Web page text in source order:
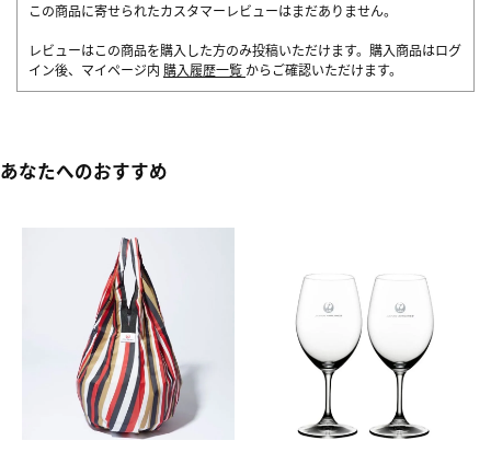
この商品に寄せられたカスタマーレビューはまだありません。
レビューはこの商品を購入した方のみ投稿いただけます。購入商品はログ
イン後、マイページ内 購入履歴一覧 からご確認いただけます。
あなたへのおすすめ